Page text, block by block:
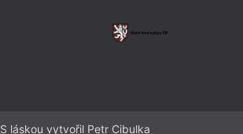
S láskou vytvořil Petr Cibulka